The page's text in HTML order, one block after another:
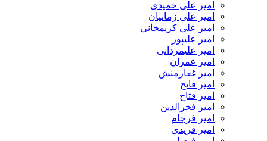
امیر علی حمیدی
امیر علی زمانیان
امیر علی کریمخانی
امیر علیپور
امیر علیمردانی
امیر عمران
امیر غفارمنش
امیر فاتح
امیر فتاح
امیر فخرالدین
امیر فرجام
امیر فریدی